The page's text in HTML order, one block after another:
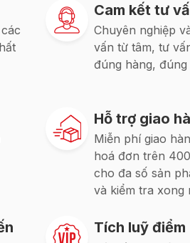
Cam kết tư
Chuyên nghiệp
vấn từ tâm, tư
đúng hàng, đúng
Hỗ trợ giao
Miễn phí giao
hoá đơn trên
cho đa số sản
và kiểm tra xong
Tích luỹ điểm